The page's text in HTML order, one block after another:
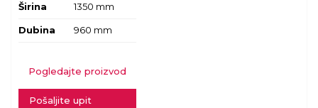
Širina 1350 mm
Dubina 960 mm
Pogledajte proizvod
Pošaljite upit